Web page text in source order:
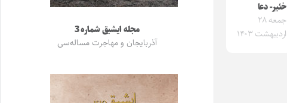
خئیر- دعا
جمعه ۲۸
اردیبهشت ۱۴۰۳
مجله ایشیق شماره 3
آذربایجان و مهاجرت مساله‌سی